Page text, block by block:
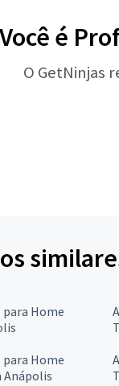
Você é
O GetNinjas
para Home
para Home
Anápolis